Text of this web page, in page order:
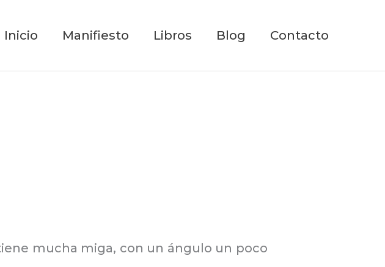
Inicio Manifiesto Libros Blog Contacto
mucha miga, con un ángulo un poco